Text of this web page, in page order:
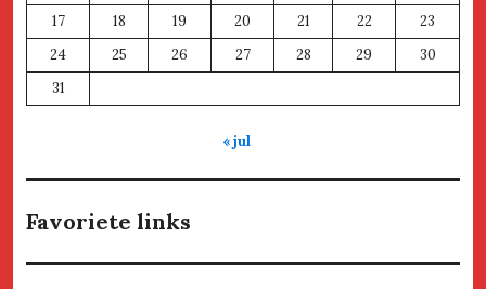
17
18 19 20 21 22
23
24
25 26 27 28 29
30
31
« jul
Favoriete links